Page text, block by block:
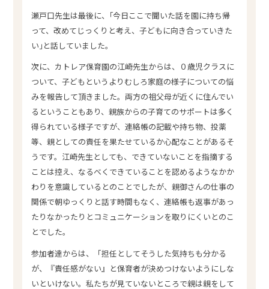
瀬戸口先生は最後に、｢今日ここで聞いた話を園に持ち帰
って、改めてじっくりと考え、子どもに向き合っていきた
い｣と話していました。
次に、カトレア保育園の江崎先生からは、０歳児クラスに
ついて、子どもというよりむしろ家庭の様子についての悩
みを報告して頂きました。両方の祖父母が近くに住んでい
るということもあり、親族からの子育てのサポートは多く
得られている様子ですが、連絡帳の記載や持ち物、投薬
等、親としての責任を果たせているか心配なことがあるそ
うです。江崎先生としても、できていないことを指摘する
ことは控え、なるべくできていることを認めるようなかか
わりを意識しているとのことでしたが、親御さんの仕事の
関係で朝ゆっくりと話す時間もなく、連絡帳も返事があっ
たりなかったりとコミュニケーションを取りにくいとのこ
とでした。
参加者達からは、「担任としてそうした気持ちも分かる
が、『責任感がない』と保育者が決めつけないようにしな
いといけない。私たちが見ていないところで親は親をして